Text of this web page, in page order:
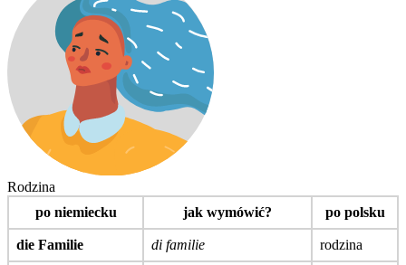
Rodzina
po niemiecku
jak wymówić? po polsku
die Familie di familie rodzina